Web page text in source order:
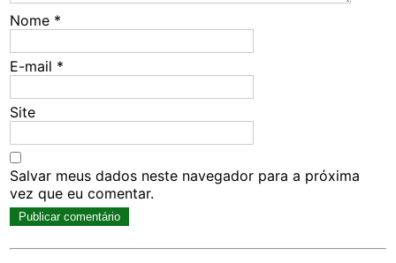
Nome *
E-mail *
Site
Salvar meus dados neste navegador para a próxima
vez que eu comentar.